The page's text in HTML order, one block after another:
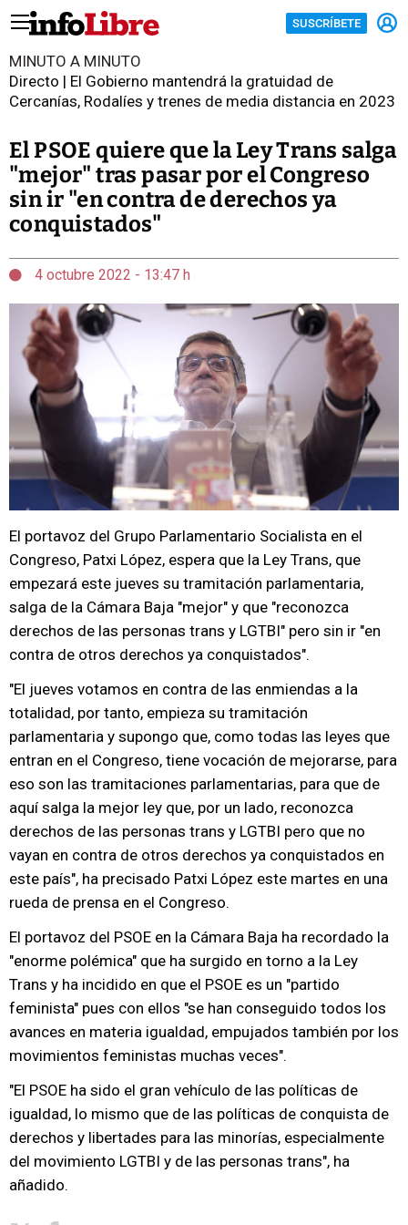
SUSCRÍBETE
MINUTO A MINUTO
Directo | El Gobierno mantendrá la gratuidad de
Cercanías, Rodalíes y trenes de media distancia en 2023
El PSOE quiere que la Ley Trans salga
"mejor" tras pasar por el Congreso
sin ir "en contra de derechos ya
conquistados"
4 octubre 2022 - 13:47 h
El portavoz del Grupo Parlamentario Socialista en el
Congreso, Patxi López, espera que la Ley Trans, que
empezará este jueves su tramitación parlamentaria,
salga de la Cámara Baja "mejor" y que "reconozca
derechos de las personas trans y LGTBI" pero sin ir "en
contra de otros derechos ya conquistados".
"El jueves votamos en contra de las enmiendas a la
totalidad, por tanto, empieza su tramitación
parlamentaria y supongo que, como todas las leyes que
entran en el Congreso, tiene vocación de mejorarse, para
eso son las tramitaciones parlamentarias, para que de
aquí salga la mejor ley que, por un lado, reconozca
derechos de las personas trans y LGTBI pero que no
vayan en contra de otros derechos ya conquistados en
este país", ha precisado Patxi López este martes en una
rueda de prensa en el Congreso.
El portavoz del PSOE en la Cámara Baja ha recordado la
"enorme polémica" que ha surgido en torno a la Ley
Trans y ha incidido en que el PSOE es un "partido
feminista" pues con ellos "se han conseguido todos los
avances en materia igualdad, empujados también por los
movimientos feministas muchas veces".
"El PSOE ha sido el gran vehículo de las políticas de
igualdad, lo mismo que de las políticas de conquista de
derechos y libertades para las minorías, especialmente
del movimiento LGTBI y de las personas trans", ha
añadido.